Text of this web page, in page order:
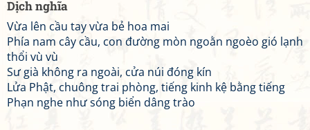
Dịch nghĩa
Vừa lên cầu tay vừa bẻ hoa mai
Phía nam cây cầu, con đường mòn ngoằn ngoèo gió lạnh
thổi vù vù
Sư già không ra ngoài, cửa núi đóng kín
Lửa Phật, chuông trai phòng, tiếng kinh kệ bằng tiếng
Phạn nghe như sóng biển dâng trào